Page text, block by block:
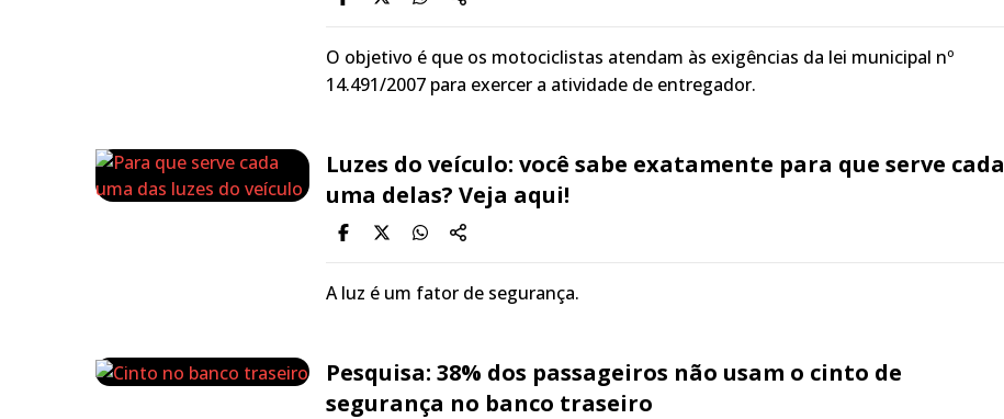
O objetivo é que os motociclistas atendam às exigências da lei municipal nº
14.491/2007 para exercer a atividade de entregador.
Luzes do veículo: você sabe exatamente para que serve cada
uma delas? Veja aqui!
A luz é um fator de segurança.
Pesquisa: 38% dos passageiros não usam o cinto de
segurança no banco traseiro